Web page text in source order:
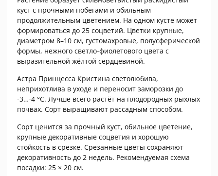
куст с прочными побегами и обильным
продолжительным цветением. На одном кусте может
формироваться до 25 соцветий. Цветки крупные,
диаметром 8–10 см, густомахровые, полусферической
формы, нежного светло-фиолетового цвета с
выразительной жёлтой сердцевиной.
Астра Принцесса Кристина светолюбива,
неприхотлива в уходе и переносит заморозки до
-3…-4 °C. Лучше всего растёт на плодородных рыхлых
почвах. Сорт выращивают рассадным способом.
Сорт ценится за прочный куст, обильное цветение,
крупные декоративные соцветия и хорошую
стойкость в срезке. Срезанные цветы сохраняют
декоративность до 2 недель. Рекомендуемая схема
посадки: 25 × 20 см.